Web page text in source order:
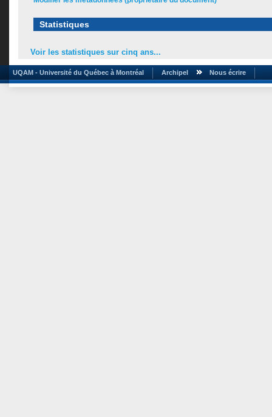
Statistiques
Voir les statistiques sur cinq ans...
UQAM - Université du Québec à Montréal Archipel Nous écrire